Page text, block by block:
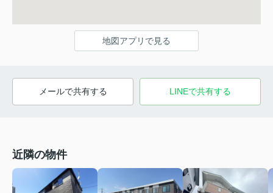
地図アプリで見る
メールで共有する LINEで共有する
近隣の物件